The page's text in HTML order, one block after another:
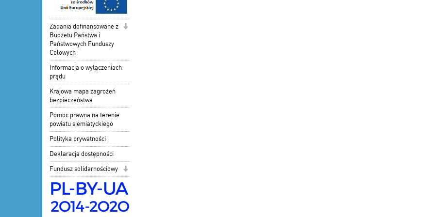
Zadania dofinansowane z
Budżetu Państwa i
Państwowych Funduszy
Celowych
Informacja o wyłączeniach
prądu
Krajowa mapa zagrożeń
bezpieczeństwa
Pomoc prawna na terenie
powiatu siemiatyckiego
Polityka prywatności
Deklaracja dostępności
Fundusz solidarnościowy